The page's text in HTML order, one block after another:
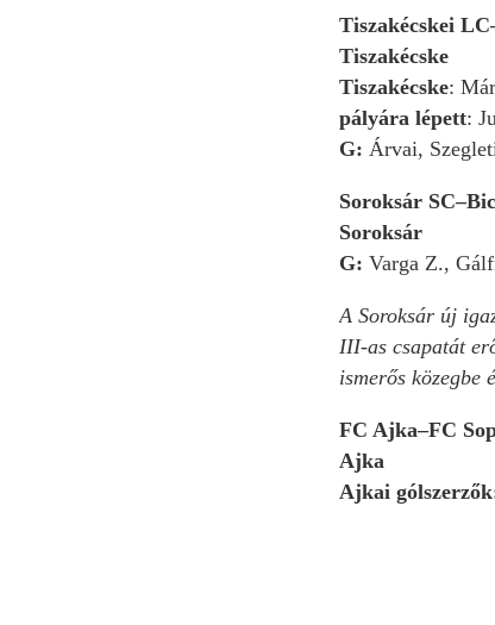
Tiszakécskei
Tiszakécske
Tiszakécske:
pályára lépett:
G: Árvai,
Soroksár
Soroksár
G: Varga Z.,
A Soroksár új
III-as csapatát
ismerős közegbe
FC Ajka–FC
Ajka
Ajkai